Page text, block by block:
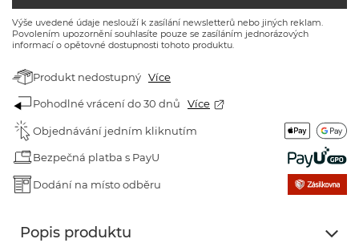
Výše uvedené údaje neslouží k zasílání newsletterů nebo jiných reklam.
Povolením upozornění souhlasíte pouze se zasíláním jednorázových
informací o opětovné dostupnosti tohoto produktu.
Produkt nedostupný Více
Pohodlné vrácení do 30 dnů Více
Objednávání jedním kliknutím
Bezpečná platba s PayU
Dodání na místo odběru
Popis produktu